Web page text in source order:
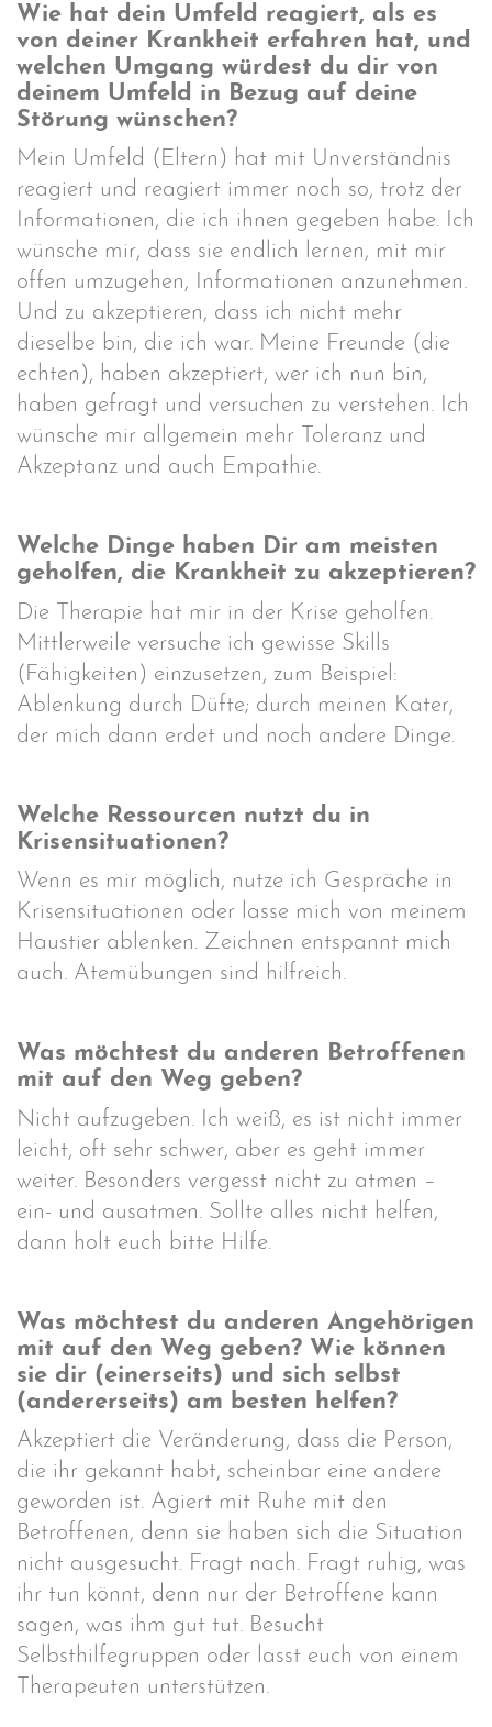
Wie hat dein Umfeld reagiert, als es
von deiner Krankheit erfahren hat, und
welchen Umgang würdest du dir von
deinem Umfeld in Bezug auf deine
Störung wünschen?
Mein Umfeld (Eltern) hat mit Unverständnis
reagiert und reagiert immer noch so, trotz der
Informationen, die ich ihnen gegeben habe. Ich
wünsche mir, dass sie endlich lernen, mit mir
offen umzugehen, Informationen anzunehmen.
Und zu akzeptieren, dass ich nicht mehr
dieselbe bin, die ich war. Meine Freunde (die
echten), haben akzeptiert, wer ich nun bin,
haben gefragt und versuchen zu verstehen. Ich
wünsche mir allgemein mehr Toleranz und
Akzeptanz und auch Empathie.
Welche Dinge haben Dir am meisten
geholfen, die Krankheit zu akzeptieren?
Die Therapie hat mir in der Krise geholfen.
Mittlerweile versuche ich gewisse Skills
(Fähigkeiten) einzusetzen, zum Beispiel:
Ablenkung durch Düfte; durch meinen Kater,
der mich dann erdet und noch andere Dinge.
Welche Ressourcen nutzt du in
Krisensituationen?
Wenn es mir möglich, nutze ich Gespräche in
Krisensituationen oder lasse mich von meinem
Haustier ablenken. Zeichnen entspannt mich
auch. Atemübungen sind hilfreich.
Was möchtest du anderen Betroffenen
mit auf den Weg geben?
Nicht aufzugeben. Ich weiß, es ist nicht immer
leicht, oft sehr schwer, aber es geht immer
weiter. Besonders vergesst nicht zu atmen –
ein- und ausatmen. Sollte alles nicht helfen,
dann holt euch bitte Hilfe.
Was möchtest du anderen Angehörigen
mit auf den Weg geben? Wie können
sie dir (einerseits) und sich selbst
(andererseits) am besten helfen?
Akzeptiert die Veränderung, dass die Person,
die ihr gekannt habt, scheinbar eine andere
geworden ist. Agiert mit Ruhe mit den
Betroffenen, denn sie haben sich die Situation
nicht ausgesucht. Fragt nach. Fragt ruhig, was
ihr tun könnt, denn nur der Betroffene kann
sagen, was ihm gut tut. Besucht
Selbsthilfegruppen oder lasst euch von einem
Therapeuten unterstützen.